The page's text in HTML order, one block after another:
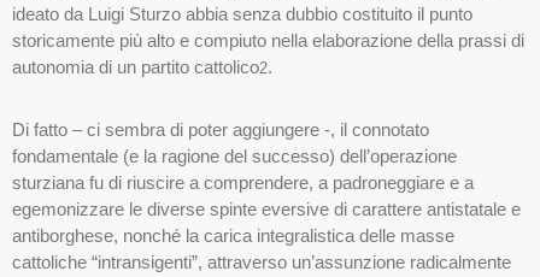
ideato da Luigi Sturzo abbia senza dubbio costituito il punto
storicamente più alto e compiuto nella elaborazione della prassi di
autonomia di un partito cattolico2.
Di fatto – ci sembra di poter aggiungere -, il connotato
fondamentale (e la ragione del successo) dell’operazione
sturziana fu di riuscire a comprendere, a padroneggiare e a
egemonizzare le diverse spinte eversive di carattere antistatale e
antiborghese, nonché la carica integralistica delle masse
cattoliche “intransigenti”, attraverso un’assunzione radicalmente